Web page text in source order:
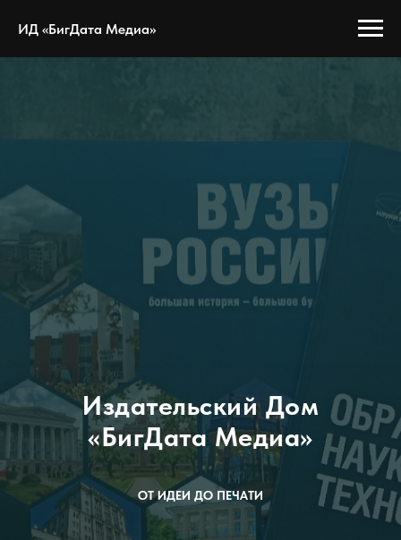
ИД «БигДата Медиа»
Издательский Дом
«БигДата Медиа»
ОТ ИДЕИ ДО ПЕЧАТИ